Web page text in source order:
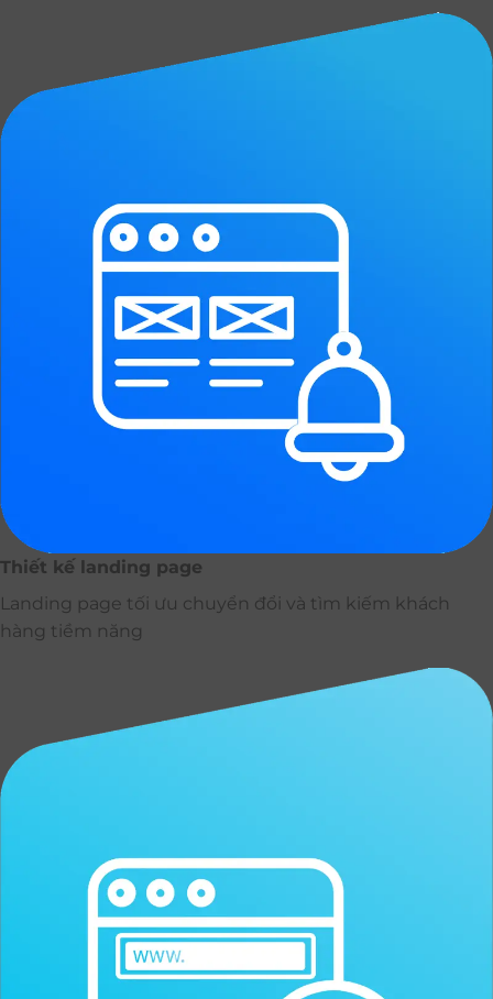
Thiết kế landing page
Landing page tối ưu chuyển đổi và tìm kiếm khách
hàng tiềm năng